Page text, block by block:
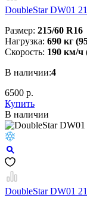
DoubleStar DW01
Размер: 215/60 R16
Нагрузка: 690 кг
Скорость: 190 км/ч
В наличии:4
6500 р.
Купить
В наличии
DoubleStar DW01